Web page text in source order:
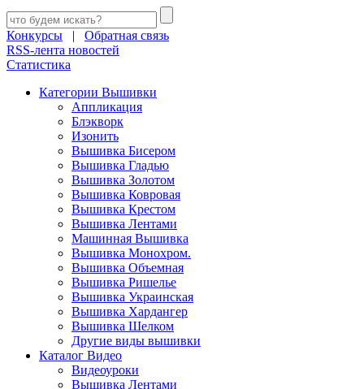
Конкурсы | Обратная связь
RSS-лента новостей
Статистика
Категории Вышивки
Аппликация
Блэкворк
Изонить
Вышивка Бисером
Вышивка Гладью
Вышивка Золотом
Вышивка Ковровая
Вышивка Крестом
Вышивка Лентами
Машинная Вышивка
Вышивка Монохром.
Вышивка Объемная
Вышивка Ришелье
Вышивка Украинская
Вышивка Хардангер
Вышивка Шелком
Другие виды вышивки
Каталог Видео
Видеоуроки
Вышивка Лентами